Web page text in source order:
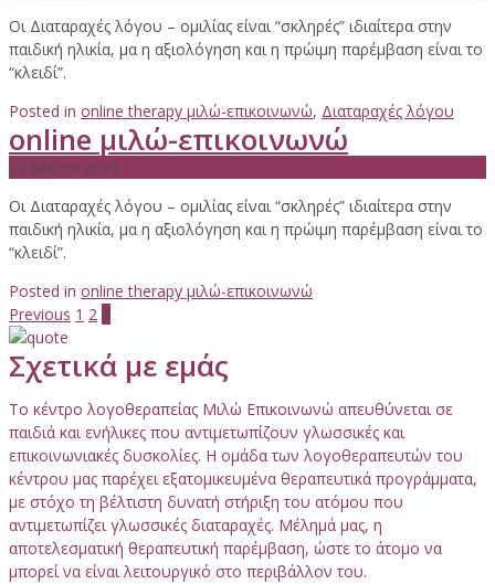
Οι Διαταραχές λόγου – ομιλίας είναι “σκληρές” ιδιαίτερα στην
παιδική ηλικία, μα η αξιολόγηση και η πρώιμη παρέμβαση είναι το
“κλειδί”.
Posted in online therapy μιλώ-επικοινωνώ, Διαταραχές λόγου
online μιλώ-επικοινωνώ
22 Μαΐου 2018
Οι Διαταραχές λόγου – ομιλίας είναι “σκληρές” ιδιαίτερα στην
παιδική ηλικία, μα η αξιολόγηση και η πρώιμη παρέμβαση είναι το
“κλειδί”.
Posted in online therapy μιλώ-επικοινωνώ
Previous 1 2 3
Σχετικά με εμάς
Το κέντρο λογοθεραπείας Μιλώ Επικοινωνώ απευθύνεται σε
παιδιά και ενήλικες που αντιμετωπίζουν γλωσσικές και
επικοινωνιακές δυσκολίες. Η ομάδα των λογοθεραπευτών του
κέντρου μας παρέχει εξατομικευμένα θεραπευτικά προγράμματα,
με στόχο τη βέλτιστη δυνατή στήριξη του ατόμου που
αντιμετωπίζει γλωσσικές διαταραχές. Μέλημά μας, η
αποτελεσματική θεραπευτική παρέμβαση, ώστε το άτομο να
μπορεί να είναι λειτουργικό στο περιβάλλον του.